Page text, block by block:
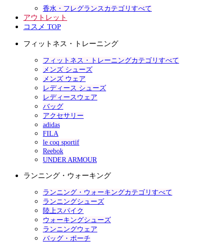
香水・フレグランスカテゴリすべて
アウトレット
コスメ TOP
フィットネス・トレーニング
フィットネス・トレーニングカテゴリすべて
メンズ シューズ
メンズ ウェア
レディース シューズ
レディースウェア
バッグ
アクセサリー
adidas
FILA
le coq sportif
Reebok
UNDER ARMOUR
ランニング・ウォーキング
ランニング・ウォーキングカテゴリすべて
ランニングシューズ
陸上スパイク
ウォーキングシューズ
ランニングウェア
バッグ・ポーチ